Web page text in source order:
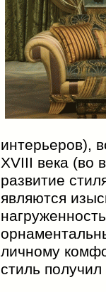
интерьеров),
XVIII века (во
развитие
являются
личному
стиль